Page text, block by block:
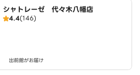
シャトレーゼ 代々木八幡店
4.4(146)
出前館がお届け